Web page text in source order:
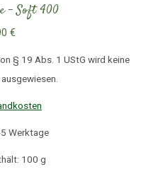
– Soft 400
€
§ 19 Abs. 1 UStG wird keine
Werktage
100 g